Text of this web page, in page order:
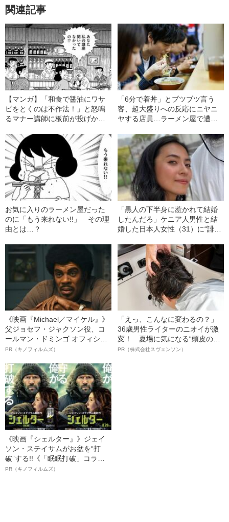
関連記事
【マンガ】「和食で醤油にワサ
ビをとくのは不作法！」と怒鳴
るマナー講師に板前が投げかけ
「6分で着丼」とブツブツ言う
客、超大盛りへの反応にニヤニ
ヤする店員…ラーメン屋で遭遇
お気に入りのラーメン屋だった
のに「もう来れない!!」 その理
由とは…？
「黒人の下半身に惹かれて結婚
したんだろ」ケニア人男性と結
婚した日本人女性（31）に“誹謗
感じる“外国人差別”のリアル
《映画『Michael／マイケル』》
父ジョセフ・ジャクソン役、コ
ールマン・ドミンゴ オフィシャ
ルインタビュー“観客を魅了した
語る”《日本興収70億円突破》
PR（キノフィルムズ）
「えっ、こんなに変わるの？」
36歳男性ライターのニオイが激
変！ 夏場に気になる“頭皮のニ
オイ”や“ベタつき”を解消す
PR（株式会社スヴェンソン）
《映画『シェルター』》ジェイ
ソン・ステイサムがお盆を“打
破”する!!《「眠眠打破」コラ
ボ》
PR（キノフィルムズ）